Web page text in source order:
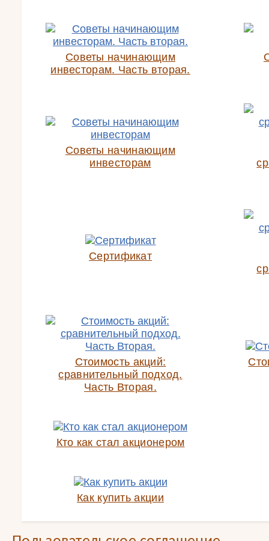
Советы начинающим
инвесторам. Часть вторая.
Советы начинающим
инвесторам
Сертификат
Стоимость акций:
сравнительный подход.
Часть Вторая.
Кто как стал акционером
Как купить акции